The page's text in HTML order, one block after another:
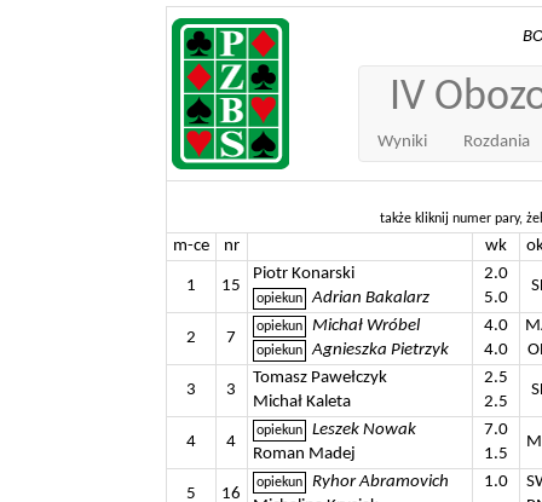
IV
Wyniki Rozdania
także kliknij numer pary,
m-ce nr wk
1 15
Piotr Konarski
Adrian Bakalarz
2.0
5.0
2 7
Michał Wróbel
Agnieszka Pietrzyk
4.0
4.0
3 3
Tomasz Pawełczyk
Michał Kaleta
2.5
2.5
4 4
Leszek Nowak
Roman Madej
7.0
1.5
5 16
Ryhor Abramovich
1.0